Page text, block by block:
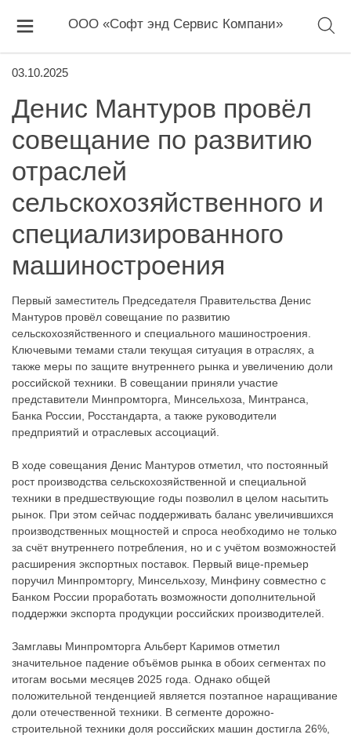
ООО «Софт энд Сервис Компани»
03.10.2025
Денис Мантуров провёл
совещание по развитию
отраслей
сельскохозяйственного и
специализированного
машиностроения
Первый заместитель Председателя Правительства Денис
Мантуров провёл совещание по развитию
сельскохозяйственного и специального машиностроения.
Ключевыми темами стали текущая ситуация в отраслях, а
также меры по защите внутреннего рынка и увеличению доли
российской техники. В совещании приняли участие
представители Минпромторга, Минсельхоза, Минтранса,
Банка России, Росстандарта, а также руководители
предприятий и отраслевых ассоциаций.
В ходе совещания Денис Мантуров отметил, что постоянный
рост производства сельскохозяйственной и специальной
техники в предшествующие годы позволил в целом насытить
рынок. При этом сейчас поддерживать баланс увеличившихся
производственных мощностей и спроса необходимо не только
за счёт внутреннего потребления, но и с учётом возможностей
расширения экспортных поставок. Первый вице-премьер
поручил Минпромторгу, Минсельхозу, Минфину совместно с
Банком России проработать возможности дополнительной
поддержки экспорта продукции российских производителей.
Замглавы Минпромторга Альберт Каримов отметил
значительное падение объёмов рынка в обоих сегментах по
итогам восьми месяцев 2025 года. Однако общей
положительной тенденцией является поэтапное наращивание
доли отечественной техники. В сегменте дорожно-
строительной техники доля российских машин достигла 26%,